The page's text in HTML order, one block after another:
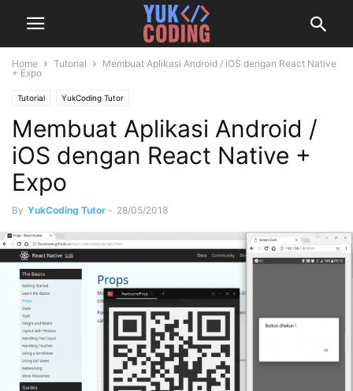
Home Tutorial
Membuat Aplikasi Android / iOS dengan React Native
+ Expo
Tutorial YukCoding Tutor
Membuat Aplikasi Android /
iOS dengan React Native +
Expo
By YukCoding Tutor - 28/05/2018